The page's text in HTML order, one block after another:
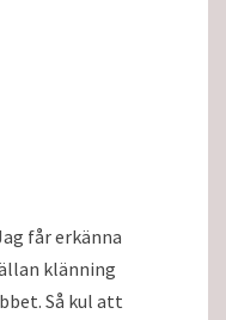
får erkänna
klänning
Så kul att